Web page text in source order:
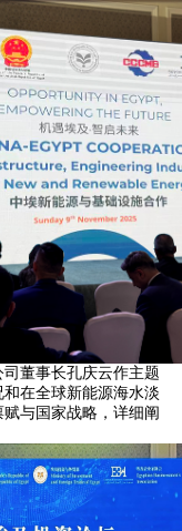
董事长孔庆云作主题
在全球新能源海水淡
与国家战略，详细阐